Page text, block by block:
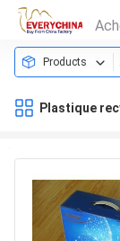
Products
Plastique